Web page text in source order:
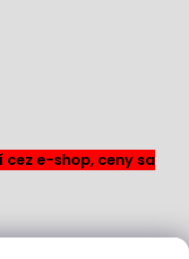
cez e-shop, ceny sa